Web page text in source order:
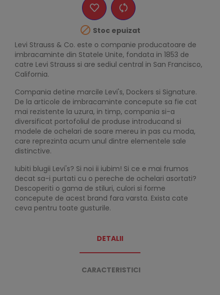
 Stoc epuizat
Levi Strauss & Co. este o companie producatoare de
imbracaminte din Statele Unite, fondata in 1853 de
catre Levi Strauss si are sediul central in San Francisco,
California.
Compania detine marcile Levi's, Dockers si Signature.
De la articole de imbracaminte concepute sa fie cat
mai rezistente la uzura, in timp, compania si-a
diversificat portofoliul de produse introducand si
modele de ochelari de soare mereu in pas cu moda,
care reprezinta acum unul dintre elementele sale
distinctive.
Iubiti blugii Levi's? Si noi ii iubim! Si ce e mai frumos
decat sa-i purtati cu o pereche de ochelari asortati?
Descoperiti o gama de stiluri, culori si forme
concepute de acest brand fara varsta. Exista cate
ceva pentru toate gusturile.
DETALII
CARACTERISTICI